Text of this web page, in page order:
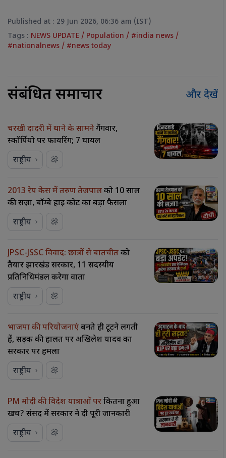
Published at : 29 Jun 2026, 06:36 am (IST)
Tags : NEWS UPDATE / Population / #india news /
#nationalnews / #news today
संबंधित समाचार और देखें
चरखी दादरी में थाने के सामनेगैंगवार,
स्कॉर्पियो पर फायरिंग; 7 घायल
राष्ट्रीय
2013 रेप केस में तरुण तेजपालको 10 साल
की सज़ा, बॉम्बे हाई कोर्ट का बड़ा फैसला
राष्ट्रीय
JPSC-JSSC विवाद: छात्रों से बातचीतको
तैयार झारखंड सरकार, 11 सदस्यीय
प्रतिनिधिमंडल करेगा वार्ता
राष्ट्रीय
भाजपा की परियोजनाएंबनते ही टूटने लगती
हैं, सड़क की हालत पर अखिलेश यादव का
सरकार पर हमला
राष्ट्रीय
PM मोदी की विदेश यात्राओं परकितना हुआ
खर्च? संसद में सरकार ने दी पूरी जानकारी
राष्ट्रीय